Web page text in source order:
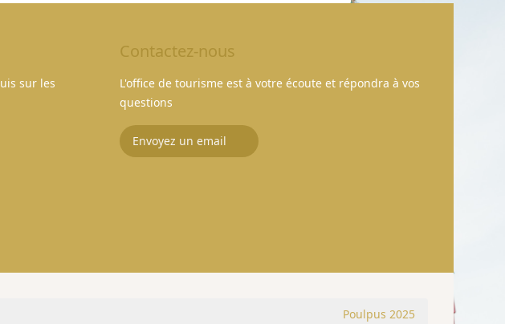
sur les
Contactez-nous
L'office de tourisme est à votre écoute et répondra à vos
questions
Envoyez un email
Poulpus 2025